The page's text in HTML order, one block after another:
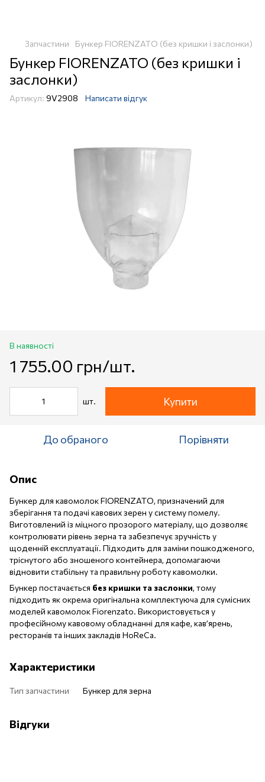
Запчастини Бункер FIORENZATO (без кришки і заслонки)
Бункер FIORENZATO (без кришки і
заслонки)
Артикул: 9V2908 Написати відгук
В наявності
1 755.00 грн/шт.
шт. Купити
До обраного Порівняти
Опис
Бункер для кавомолок FIORENZATO, призначений для
зберігання та подачі кавових зерен у систему помелу.
Виготовлений із міцного прозорого матеріалу, що дозволяє
контролювати рівень зерна та забезпечує зручність у
щоденній експлуатації. Підходить для заміни пошкодженого,
тріснутого або зношеного контейнера, допомагаючи
відновити стабільну та правильну роботу кавомолки.
Бункер постачається без кришки та заслонки, тому
підходить як окрема оригінальна комплектуюча для сумісних
моделей кавомолок Fiorenzato. Використовується у
професійному кавовому обладнанні для кафе, кав’ярень,
ресторанів та інших закладів HoReCa.
Характеристики
Тип запчастини Бункер для зерна
Відгуки